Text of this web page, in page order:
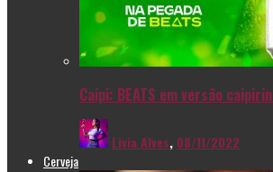
Caipi: BEATS em versão
Livia Alves, 08/11/2022
Cerveja